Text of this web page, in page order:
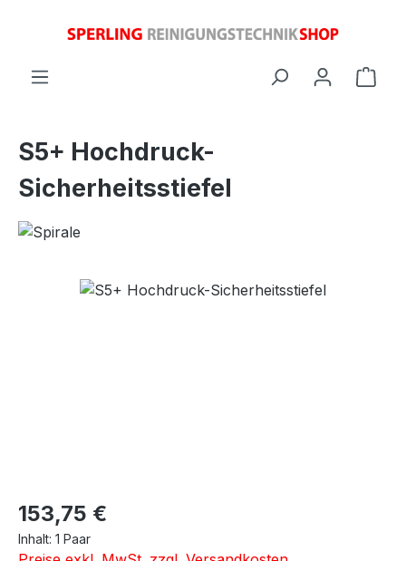
S5+ Hochdruck-
Sicherheitsstiefel
Bildergalerie überspringen
Regulärer Preis:
153,75 €
Inhalt: 1 Paar